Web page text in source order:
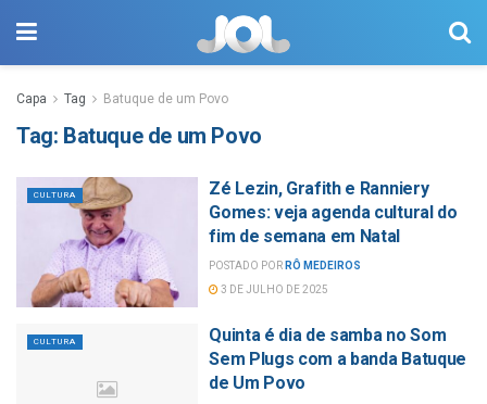
Capa Tag Batuque de um Povo
Tag: Batuque de um Povo
CULTURA
Zé Lezin, Grafith e Ranniery
Gomes: veja agenda cultural do
fim de semana em Natal
POSTADO POR RÔ MEDEIROS
3 DE JULHO DE 2025
CULTURA
Quinta é dia de samba no Som
Sem Plugs com a banda Batuque
de Um Povo